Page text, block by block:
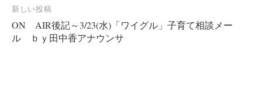
ゲ
ー
シ
新しい投稿
ON AIR後記～3/23(水)「ワイグル」子育て相談メー
ル ｂｙ田中香アナウンサ